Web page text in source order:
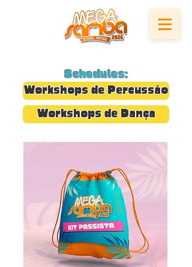
Schedules:
Workshops de Percussão
Workshops de Dança